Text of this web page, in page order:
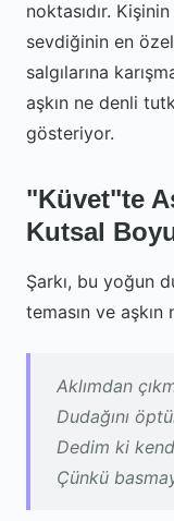
noktasıdır.
sevdiğinin en
salgılarına
aşkın ne denli
gösteriyor.
"Küvet"te
Kutsal
Şarkı, bu yoğun
temasın ve
Aklımdan
Dudağını
Dedim ki
Çünkü